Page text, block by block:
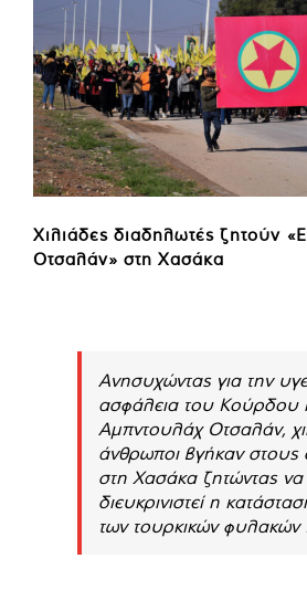
Χιλιάδες διαδηλωτές ζητούν
Οτσαλάν» στη Χασάκα
Ανησυχώντας για την
ασφάλεια του Κούρδου
Αμπντουλάχ Οτσαλάν,
άνθρωποι βγήκαν
στη Χασάκα ζητώντας να
διευκρινιστεί η
των τουρκικών φυλακών